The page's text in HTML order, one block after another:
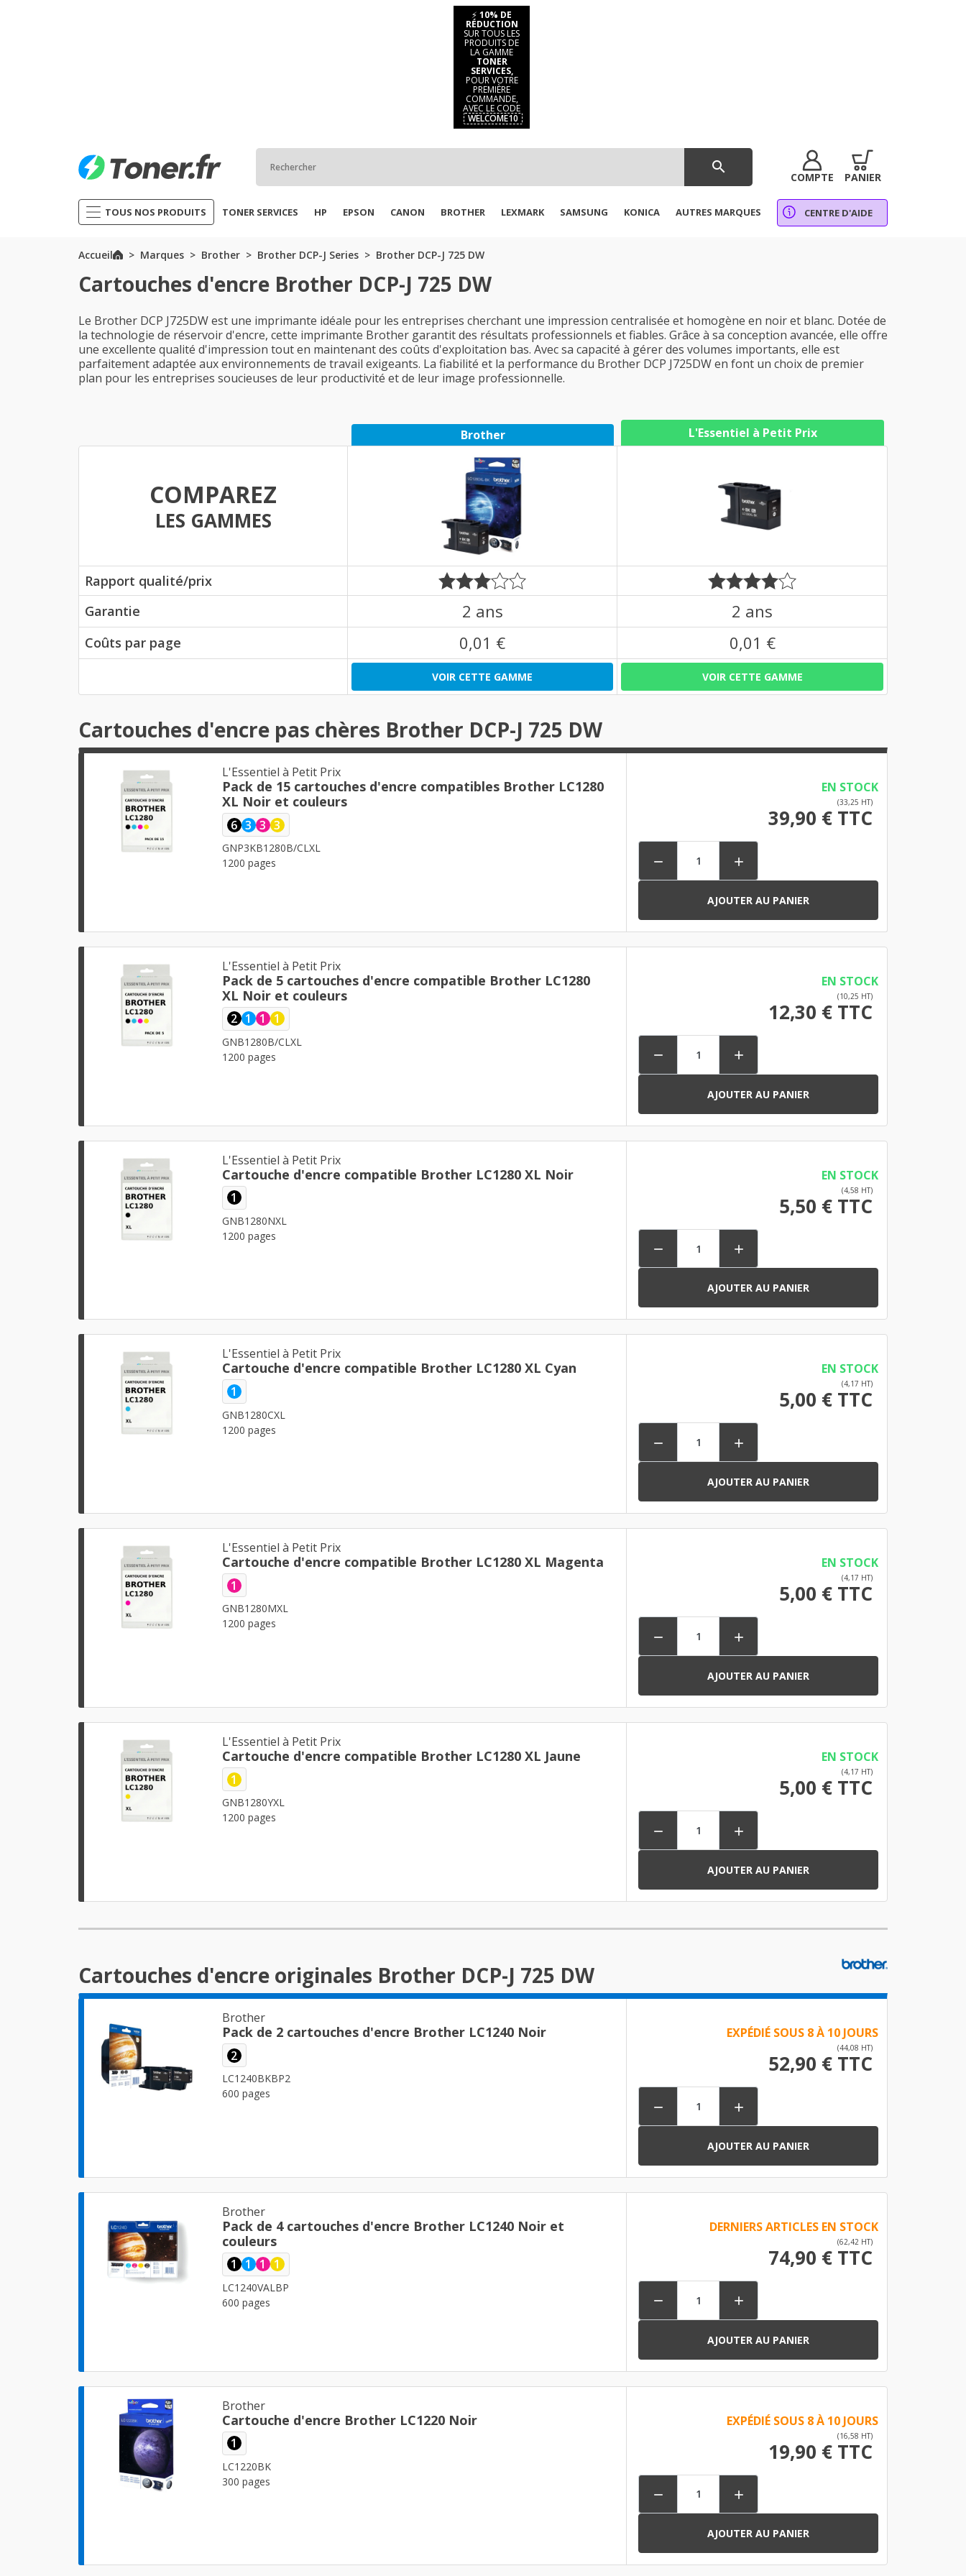
⚡ 10% DE
RÉDUCTION
SUR TOUS LES
PRODUITS DE
LA GAMME
TONER
SERVICES,
POUR VOTRE
PREMIÈRE
COMMANDE,
AVEC LE CODE
WELCOME10
search
COMPTE PANIER
TOUS NOS PRODUITS TONER SERVICES HP EPSON CANON BROTHER LEXMARK SAMSUNG KONICA AUTRES MARQUES CENTRE D'AIDE
Accueil Marques Brother Brother DCP-J Series Brother DCP-J 725 DW
Cartouches d'encre Brother DCP-J 725 DW
Le Brother DCP J725DW est une imprimante idéale pour les entreprises cherchant une impression centralisée et homogène en noir et blanc. Dotée de
la technologie de réservoir d'encre, cette imprimante Brother garantit des résultats professionnels et fiables. Grâce à sa conception avancée, elle offre
une excellente qualité d'impression tout en maintenant des coûts d'exploitation bas. Avec sa capacité à gérer des volumes importants, elle est
parfaitement adaptée aux environnements de travail exigeants. La fiabilité et la performance du Brother DCP J725DW en font un choix de premier
plan pour les entreprises soucieuses de leur productivité et de leur image professionnelle.
Brother L'Essentiel à Petit Prix
COMPAREZ
LES GAMMES
Rapport qualité/prix
Garantie
2 ans 2 ans
Coûts par page 0,01 € 0,01 €
VOIR CETTE GAMME VOIR CETTE GAMME
Cartouches d'encre pas chères Brother DCP-J 725 DW
L'Essentiel à Petit Prix
Pack de 15 cartouches d'encre compatibles Brother LC1280
XL Noir et couleurs
6 3 3 3
GNP3KB1280B/CLXL
1200 pages
EN STOCK
(33,25 HT)
39,90 € TTC
 
AJOUTER AU PANIER
L'Essentiel à Petit Prix
Pack de 5 cartouches d'encre compatible Brother LC1280
XL Noir et couleurs
2 1 1 1
GNB1280B/CLXL
1200 pages
EN STOCK
(10,25 HT)
12,30 € TTC
 
AJOUTER AU PANIER
L'Essentiel à Petit Prix
Cartouche d'encre compatible Brother LC1280 XL Noir
1
GNB1280NXL
1200 pages
EN STOCK
(4,58 HT)
5,50 € TTC
 
AJOUTER AU PANIER
L'Essentiel à Petit Prix
Cartouche d'encre compatible Brother LC1280 XL Cyan
1
GNB1280CXL
1200 pages
EN STOCK
(4,17 HT)
5,00 € TTC
 
AJOUTER AU PANIER
L'Essentiel à Petit Prix
Cartouche d'encre compatible Brother LC1280 XL Magenta
1
GNB1280MXL
1200 pages
EN STOCK
(4,17 HT)
5,00 € TTC
 
AJOUTER AU PANIER
L'Essentiel à Petit Prix
Cartouche d'encre compatible Brother LC1280 XL Jaune
1
GNB1280YXL
1200 pages
EN STOCK
(4,17 HT)
5,00 € TTC
 
AJOUTER AU PANIER
Cartouches d'encre originales Brother DCP-J 725 DW
Brother
Pack de 2 cartouches d'encre Brother LC1240 Noir
2
LC1240BKBP2
600 pages
EXPÉDIÉ SOUS 8 À 10 JOURS
(44,08 HT)
52,90 € TTC
 
AJOUTER AU PANIER
Brother
Pack de 4 cartouches d'encre Brother LC1240 Noir et
couleurs
1 1 1 1
LC1240VALBP
600 pages
DERNIERS ARTICLES EN STOCK
(62,42 HT)
74,90 € TTC
 
AJOUTER AU PANIER
Brother
Cartouche d'encre Brother LC1220 Noir
1
LC1220BK
300 pages
EXPÉDIÉ SOUS 8 À 10 JOURS
(16,58 HT)
19,90 € TTC
 
AJOUTER AU PANIER